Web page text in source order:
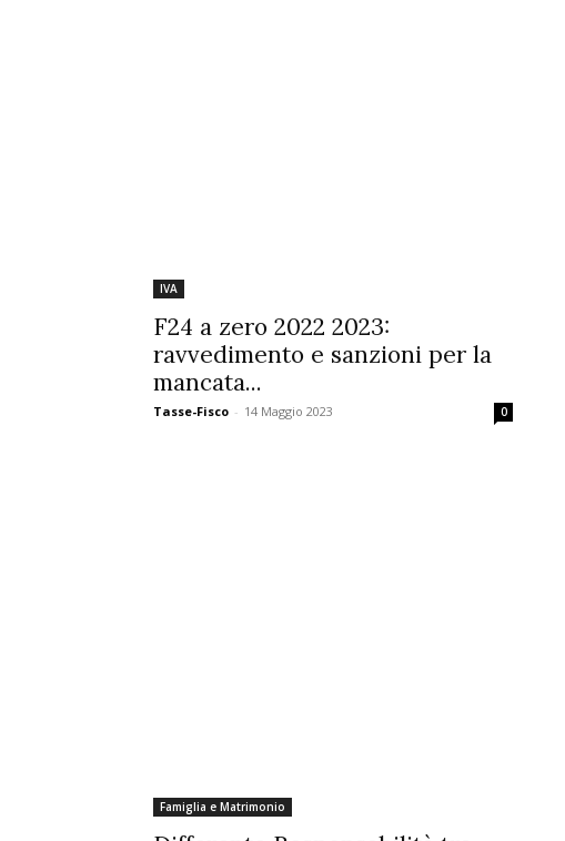
IVA
F24 a zero 2022 2023:
ravvedimento e sanzioni per la
mancata...
Tasse-Fisco - 14 Maggio 2023 0
Famiglia e Matrimonio